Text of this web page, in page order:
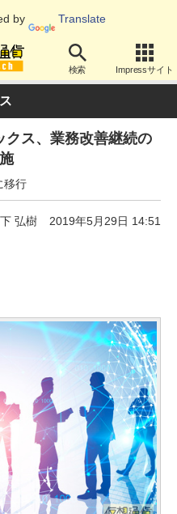
by Translate
検索 Impressサイト
ス、業務改善継続の
移行
弘樹 2019年5月29日 14:51